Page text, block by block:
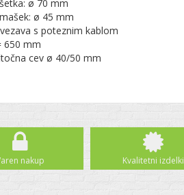
ø 70 mm
ø 45 mm
s poteznim kablom
650 mm
cev ø 40/50 mm
nakup Kvalitetni izdelki